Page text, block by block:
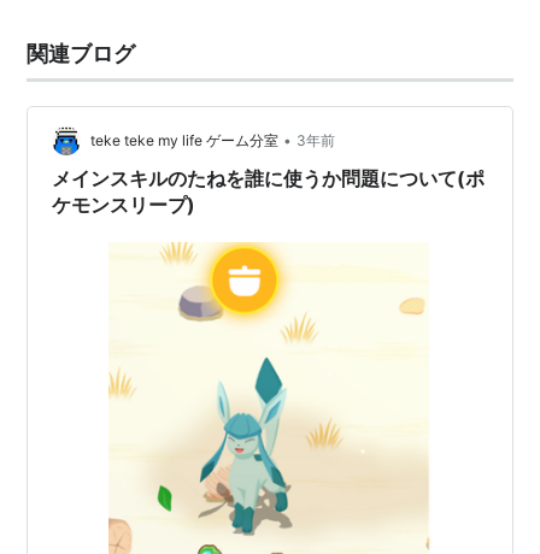
とくいポケモンです。食材ゲットSのスキルとくいでは、
シャワーズと被りますね。 あと、入手食材のAがミツな
関連ブログ
teke teke my life ゲーム分室 • 3年前
メインスキルのたねを誰に使うか問題について(ポ
ケモンスリープ)